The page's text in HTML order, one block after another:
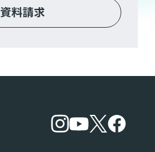
資料請求